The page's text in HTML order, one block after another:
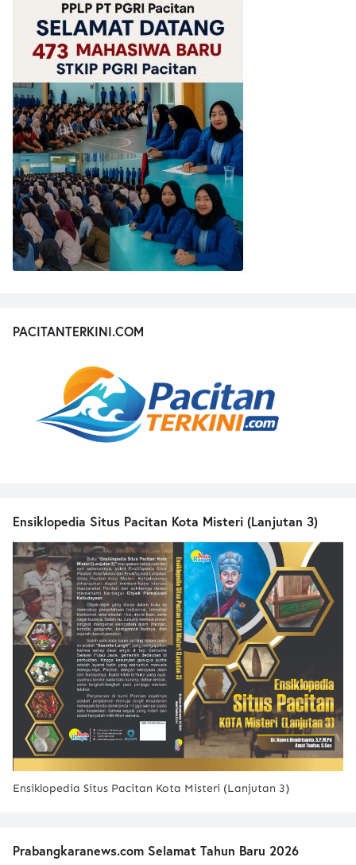
PACITANTERKINI.COM
Ensiklopedia Situs Pacitan Kota Misteri (Lanjutan 3)
Ensiklopedia Situs Pacitan Kota Misteri (Lanjutan 3)
Prabangkaranews.com Selamat Tahun Baru 2026